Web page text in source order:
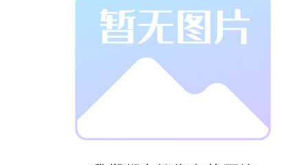
要途径。
生长环境
主要生长在海